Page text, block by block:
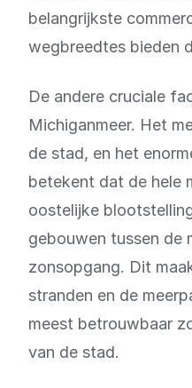
belangrijkste
wegbreedtes bieden
De andere cruciale
Michiganmeer. Het
de stad, en het
betekent dat de hele
oostelijke
gebouwen tussen de
zonsopgang. Dit
stranden en de
meest betrouwbaar
van de stad.